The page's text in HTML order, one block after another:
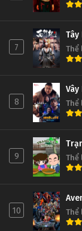
7
Tây
Thể
8 Thể
9 Thể
10 Thể